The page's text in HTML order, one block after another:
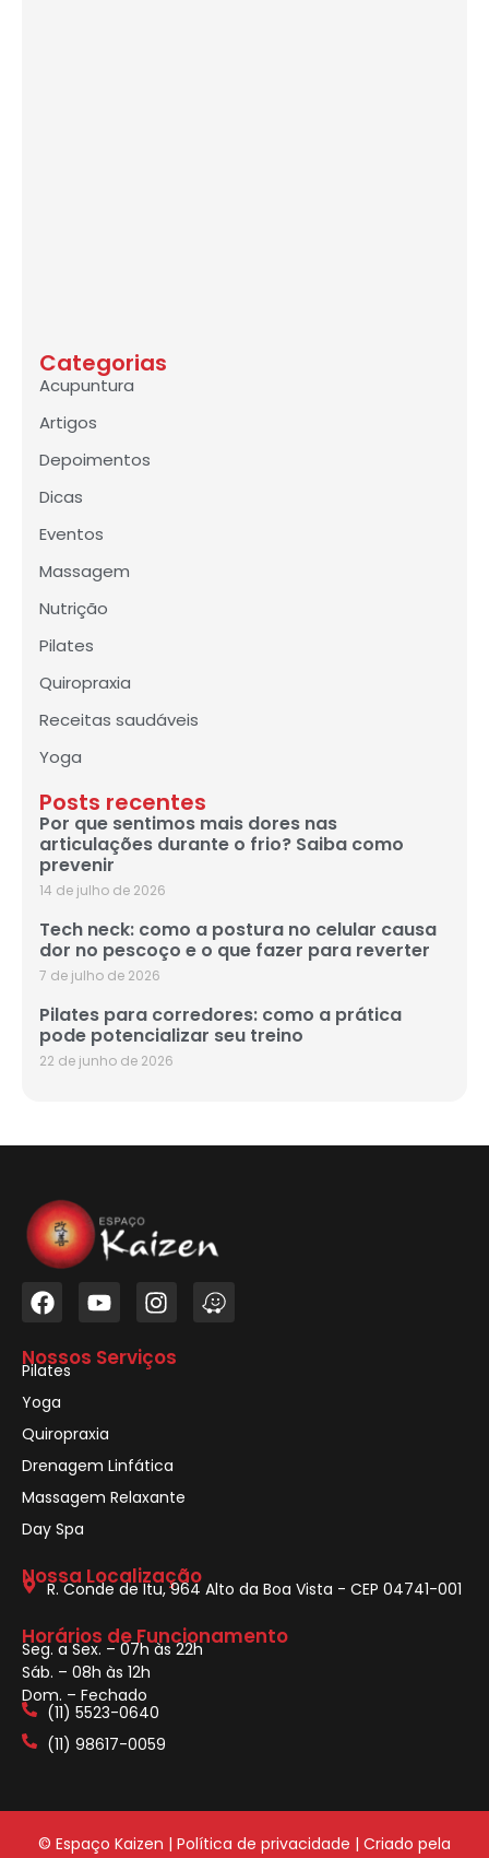
Categorias
Acupuntura
Artigos
Depoimentos
Dicas
Eventos
Massagem
Nutrição
Pilates
Quiropraxia
Receitas saudáveis
Yoga
Posts recentes
Por que sentimos mais dores nas
articulações durante o frio? Saiba como
prevenir
14 de julho de 2026
Tech neck: como a postura no celular causa
dor no pescoço e o que fazer para reverter
7 de julho de 2026
Pilates para corredores: como a prática
pode potencializar seu treino
22 de junho de 2026
Nossos Serviços
Pilates
Yoga
Quiropraxia
Drenagem Linfática
Massagem Relaxante
Day Spa
Nossa Localização
R. Conde de Itu, 964 Alto da Boa Vista - CEP 04741-001
Horários de Funcionamento
Seg. a Sex. – 07h às 22h
Sáb. – 08h às 12h
Dom. – Fechado
(11) 5523-0640
(11) 98617-0059
© Espaço Kaizen | Política de privacidade | Criado pela